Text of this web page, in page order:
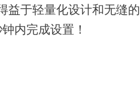
益于轻量化设计和无缝的
内完成设置！